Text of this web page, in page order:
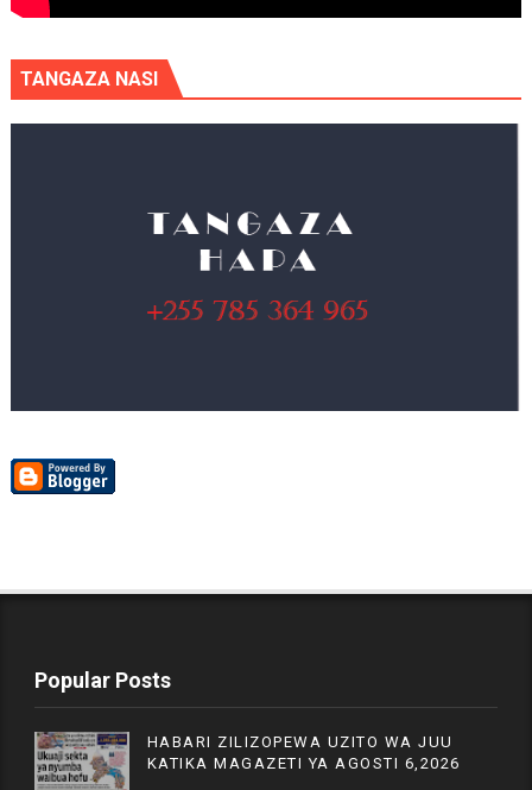
TANGAZA NASI
Popular Posts
HABARI ZILIZOPEWA UZITO WA JUU
KATIKA MAGAZETI YA AGOSTI 6,2026